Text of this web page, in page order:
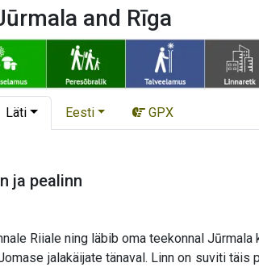
and Rīga
Läti Eesti GPX
ja pealinn
Riiale ning läbib oma teekonnal
jalakäijate tänaval. Linn on suviti